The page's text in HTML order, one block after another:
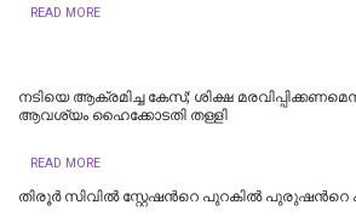
READ MORE
നടിയെ ആക്രമിച്ച കേസ്; ശിക്ഷ
ആവശ്യം ഹൈക്കോടതി തള്ളി
READ MORE
തിരൂർ സിവിൽ സ്റ്റേഷന്‍റെ പുറകിൽ പുരുഷന്‍റെ